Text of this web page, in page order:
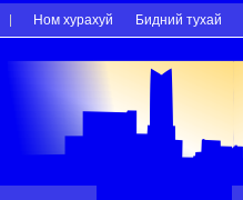
Ном хурахуй Бидний тухай